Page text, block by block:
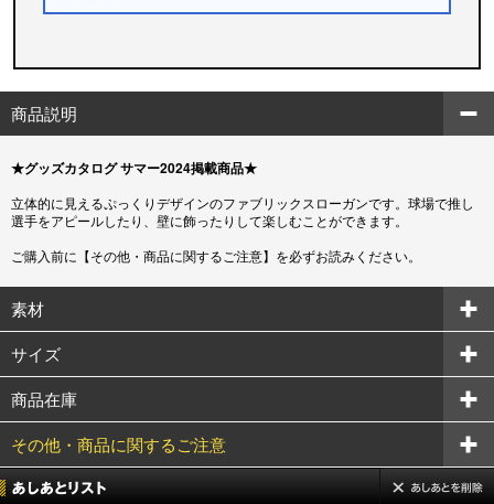
商品説明
★グッズカタログ サマー2024掲載商品★
立体的に見えるぷっくりデザインのファブリックスローガンです。球場で推し
選手をアピールしたり、壁に飾ったりして楽しむことができます。
ご購入前に【その他・商品に関するご注意】を必ずお読みください。
素材
サイズ
商品在庫
その他・商品に関するご注意